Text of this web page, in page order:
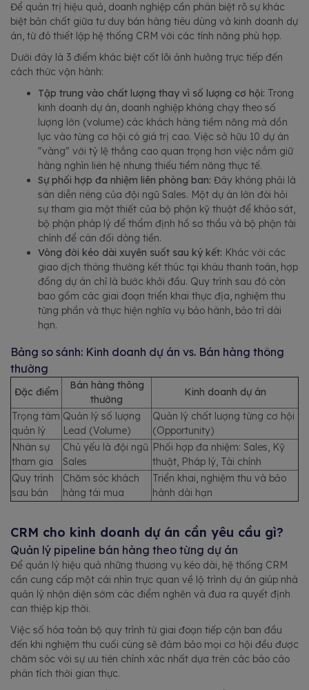
Để quản trị hiệu quả, doanh nghiệp cần phân biệt rõ sự khác
biệt bản chất giữa tư duy bán hàng tiêu dùng và kinh doanh dự
án, từ đó thiết lập hệ thống CRM với các tính năng phù hợp.
Dưới đây là 3 điểm khác biệt cốt lõi ảnh hưởng trực tiếp đến
cách thức vận hành:
Tập trung vào chất lượng thay vì số lượng cơ hội: Trong
kinh doanh dự án, doanh nghiệp không chạy theo số
lượng lớn (volume) các khách hàng tiềm năng mà dồn
lực vào từng cơ hội có giá trị cao. Việc sở hữu 10 dự án
"vàng" với tỷ lệ thắng cao quan trọng hơn việc nắm giữ
hàng nghìn liên hệ nhưng thiếu tiềm năng thực tế.
Sự phối hợp đa nhiệm liên phòng ban: Đây không phải là
sân diễn riêng của đội ngũ Sales. Một dự án lớn đòi hỏi
sự tham gia mật thiết của bộ phận kỹ thuật để khảo sát,
bộ phận pháp lý để thẩm định hồ sơ thầu và bộ phận tài
chính để cân đối dòng tiền.
Vòng đời kéo dài xuyên suốt sau ký kết: Khác với các
giao dịch thông thường kết thúc tại khâu thanh toán, hợp
đồng dự án chỉ là bước khởi đầu. Quy trình sau đó còn
bao gồm các giai đoạn triển khai thực địa, nghiệm thu
từng phần và thực hiện nghĩa vụ bảo hành, bảo trì dài
hạn.
Bảng so sánh: Kinh doanh dự án vs. Bán hàng thông
thường
Đặc điểm
Bán hàng thông
thường
Kinh doanh dự án
Trọng tâm
quản lý
Quản lý số lượng
Lead (Volume)
Quản lý chất lượng từng cơ hội
(Opportunity)
Nhân sự
tham gia
Chủ yếu là đội ngũ
Sales
Phối hợp đa nhiệm: Sales, Kỹ
thuật, Pháp lý, Tài chính
Quy trình
sau bán
Chăm sóc khách
hàng tái mua
Triển khai, nghiệm thu và bảo
hành dài hạn
CRM cho kinh doanh dự án cần yêu cầu gì?
Quản lý pipeline bán hàng theo từng dự án
Để quản lý hiệu quả những thương vụ kéo dài, hệ thống CRM
cần cung cấp một cái nhìn trực quan về lộ trình dự án giúp nhà
quản lý nhận diện sớm các điểm nghẽn và đưa ra quyết định
can thiệp kịp thời.
Việc số hóa toàn bộ quy trình từ giai đoạn tiếp cận ban đầu
đến khi nghiệm thu cuối cùng sẽ đảm bảo mọi cơ hội đều được
chăm sóc với sự ưu tiên chính xác nhất dựa trên các báo cáo
phân tích thời gian thực.